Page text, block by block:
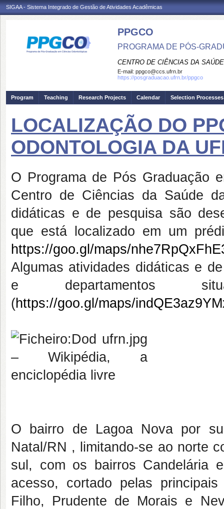
SIGAA - Sistema Integrado de Gestão de Atividades Acadêmicas
PPGCO
PROGRAMA DE PÓS-
CENTRO DE CIÊNCIAS DA SAÚDE
E-mail: ppgco@ccs.ufrn.br
https://posgraduacao.ufrn.br/ppgco
Program Teaching Research Projects Calendar Selection Processes
LOCALIZAÇÃO DO
ODONTOLOGIA DA
O Programa de Pós Graduação
Centro de Ciências da Saúde
didáticas e de pesquisa são
que está localizado em um
https://goo.gl/maps/
Algumas atividades didáticas e
e departamentos
(https://goo.gl/maps/
O bairro de Lagoa Nova por
Natal/RN , limitando-se ao norte
sul, com os bairros Candelária
acesso, cortado pelas
Filho, Prudente de Morais e